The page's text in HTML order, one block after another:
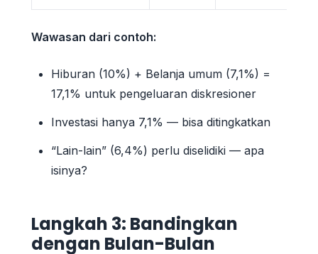
Wawasan dari contoh:
Hiburan (10%) + Belanja umum (7,1%) =
17,1% untuk pengeluaran diskresioner
Investasi hanya 7,1% — bisa ditingkatkan
“Lain-lain” (6,4%) perlu diselidiki — apa
isinya?
Langkah 3: Bandingkan
dengan Bulan-Bulan